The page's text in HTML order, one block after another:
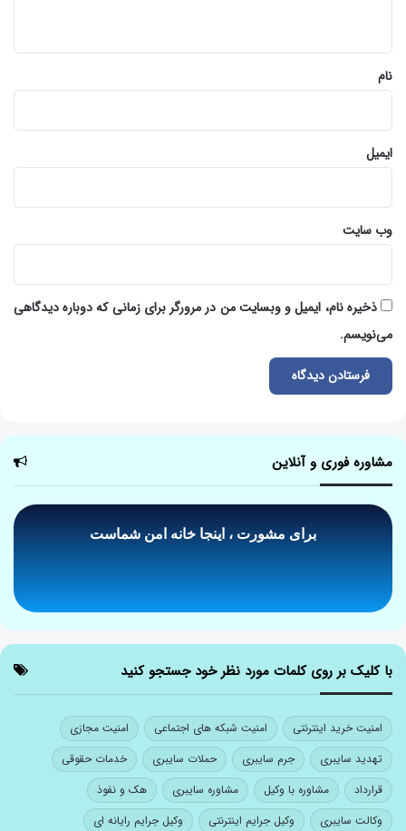
نام
ایمیل
وب‌ سایت
ذخیره نام، ایمیل و وبسایت من در مرورگر برای زمانی که دوباره دیدگاهی
می‌نویسم.
مشاوره فوری و آنلاین
برای مشورت ، اینجا خانه امن شماست
با کلیک بر روی کلمات مورد نظر خود جستجو کنید
امنیت خرید اینترنتی امنیت شبکه های اجتماعی
امنیت مجازی
تهدید سایبری
جرم سایبری حملات سایبری
خدمات حقوقی
قرارداد
مشاوره با وکیل مشاوره سایبری
هک و نفوذ
وکالت سایبری
وکیل جرایم اینترنتی
وکیل جرایم رایانه ای